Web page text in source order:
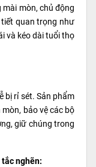
mòn, chủ động
quan trọng như
và kéo dài tuổi thọ
bị rỉ sét. Sản phẩm
bảo vệ các bộ
giữ chúng trong
nghẽn: